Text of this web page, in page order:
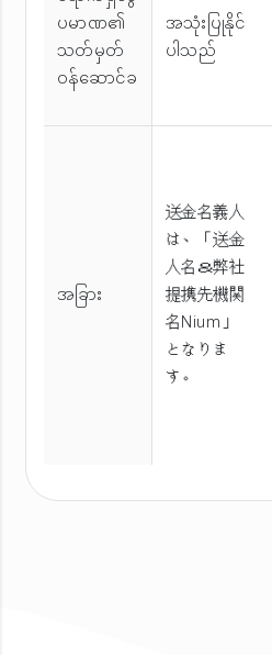
ပမာဏ၏
သတ်မှတ်
ဝန်ဆောင်ခ
အသုံးပြုနိုင်
ပါသည်
အခြား
送金名義人
は、「送金
人名＆弊社
提携先機関
名Nium」
となりま
す。